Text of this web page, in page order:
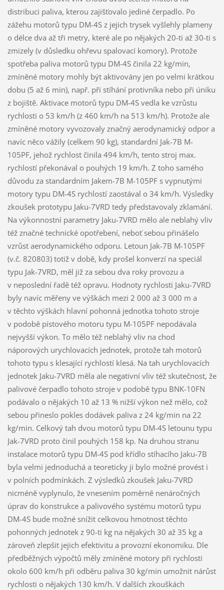
distribuci paliva, kterou zajišťovalo jediné čerpadlo. Po
zážehu motorů typu DM-4S z jejich trysek vyšlehly plameny
o délce dva až tři metry, které ale po nějakých 20-ti až 30-ti s
zmizely (v důsledku ohřevu spalovací komory). Protože
spotřeba paliva motorů typu DM-4S činila 22 kg/min,
zmíněné motory mohly být aktivovány jen po velmi krátkou
dobu (5 až 6 min), např. při stíhání protivníka nebo při úniku
z bojiště. Aktivace motorů typu DM-4S vedla ke vzrůstu
rychlosti o 53 km/h (z 460 km/h na 513 km/h). Protože ale
zmíněné motory vyvozovaly značný aerodynamický odpor a
navíc něco vážily (celkem 90 kg), standardní Jak-7B M-
105PF, jehož rychlost činila 494 km/h, tento stroj max.
rychlostí překonával o pouhých 19 km/h. Z toho samého
důvodu za standardním Jakem-7B M-105PF s vypnutými
motory typu DM-4S rychlostí zaostával o 34 km/h. Výsledky
zkoušek prototypu Jaku-7VRD tedy představovaly zklamání.
Na výkonnostní parametry Jaku-7VRD mělo ale neblahý vliv
též značné technické opotřebení, neboť sebou přinášelo
vzrůst aerodynamického odporu. Letoun Jak-7B M-105PF
(v.č. 820803) totiž v době, kdy prošel konverzí na speciál
typu Jak-7VRD, měl již za sebou dva roky provozu a
v neposlední řadě též opravu. Hodnoty rychlosti Jaku-7VRD
byly navíc měřeny ve výškách mezi 2 000 až 3 000 m a
v těchto výškách hlavní pohonná jednotka tohoto stroje
v podobě pístového motoru typu M-105PF nepodávala
nejvyšší výkon. To mělo též neblahý vliv na chod
náporových urychlovacích jednotek, protože tah motorů
tohoto typu s klesající rychlostí klesá. Na tah urychlovacích
jednotek Jaku-7VRD měla ale negativní vliv též skutečnost, že
palivové čerpadlo tohoto stroje v podobě typu BNK-10FN
podávalo o nějakých 10 až 13 % nižší výkon než mělo, což
sebou přineslo pokles dodávek paliva z 24 kg/min na 22
kg/min. Celkový tah dvou motorů typu DM-4S letounu typu
Jak-7VRD proto činil pouhých 158 kp. Na druhou stranu
instalace motorů typu DM-4S pod křídlo stíhacího Jaku-7B
byla velmi jednoduchá a teoreticky ji bylo možné provést i
v polních podmínkách. Z výsledků zkoušek Jaku-7VRD
nicméně vyplynulo, že vnesením poměrně nenáročných
úprav do konstrukce a palivového systému motorů typu
DM-4S bude možné snížit celkovou hmotnost těchto
pohonných jednotek z 90-ti kg na nějakých 30 až 35 kg a
zároveň zlepšit jejich efektivitu a provozní ekonomiku. Dle
předběžných výpočtů měly zmíněné motory při rychlosti
okolo 600 km/h při odběru paliva 30 kg/min umožnit nárůst
rychlosti o nějakých 130 km/h. V dalších zkouškách